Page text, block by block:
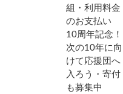
組・利用料金
のお支払い
10周年記念！
次の10年に向
けて応援団へ
入ろう・寄付
も募集中